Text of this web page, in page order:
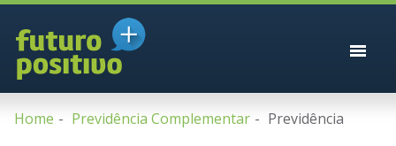
Home Previdência Complementar Previdência